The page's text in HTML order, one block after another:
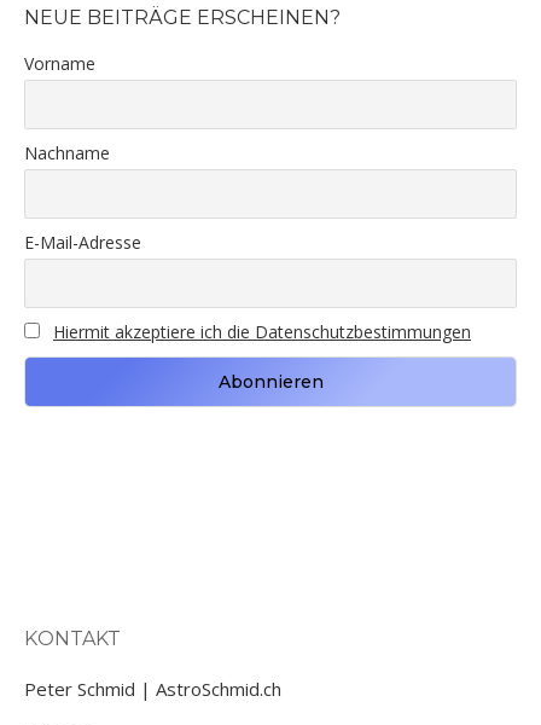
windowwindow
NEUE BEITRÄGE ERSCHEINEN?
Vorname
Nachname
E-Mail-Adresse
Hiermit akzeptiere ich die Datenschutzbestimmungen
KONTAKT
Peter Schmid | AstroSchmid.ch